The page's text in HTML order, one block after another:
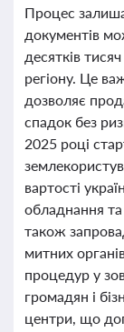
Процес
документів
десятків
регіону. Це
дозволяє
спадок без
2025 році
вартості
обладнання
також
митних
процедур у
громадян і
центри, що